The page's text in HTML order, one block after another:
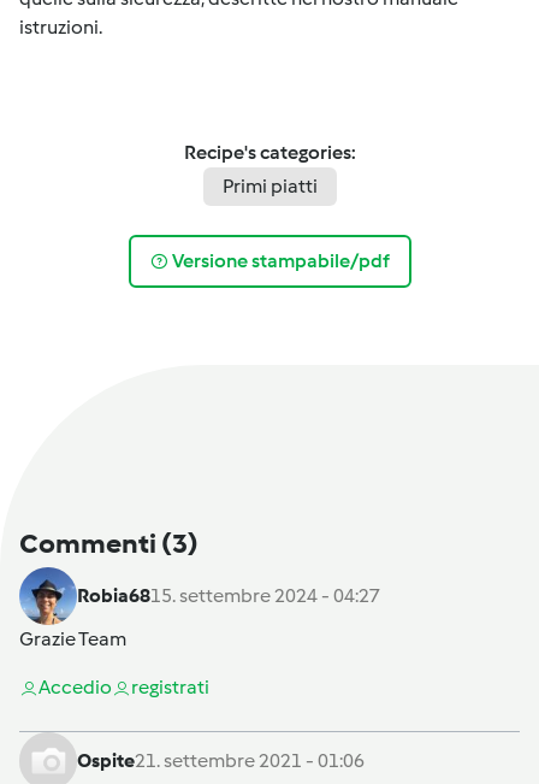
istruzioni.
Recipe's categories:
Primi piatti
Versione stampabile/pdf
Commenti (3)
Robia6815. settembre 2024 - 04:27
Grazie Team
Accedio registrati
Ospite21. settembre 2021 - 01:06